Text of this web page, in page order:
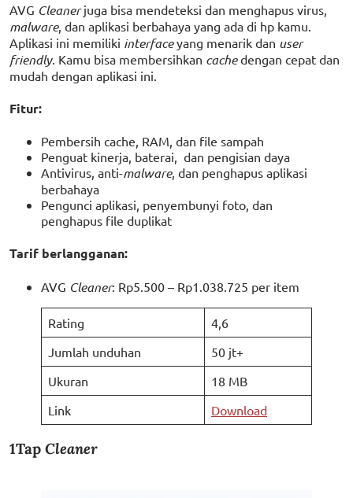
AVG Cleanerjuga bisa mendeteksi dan menghapus virus,
malware, dan aplikasi berbahaya yang ada di hp kamu.
Aplikasi ini memiliki interfaceyang menarik dan user
friendly. Kamu bisa membersihkan cachedengan cepat dan
mudah dengan aplikasi ini.
Fitur:
Pembersih cache, RAM, dan file sampah
Penguat kinerja, baterai, dan pengisian daya
Antivirus, anti-malware, dan penghapus aplikasi
berbahaya
Pengunci aplikasi, penyembunyi foto, dan
penghapus file duplikat
Tarif berlangganan:
AVG Cleaner: Rp5.500 – Rp1.038.725 per item
Rating
4,6
Jumlah unduhan
50 jt+
Ukuran
18 MB
Link
Download
1Tap Cleaner